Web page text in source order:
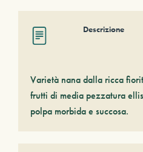
Descrizione
Varietà nana dalla ricca
frutti di media pezzatura
polpa morbida e succosa.